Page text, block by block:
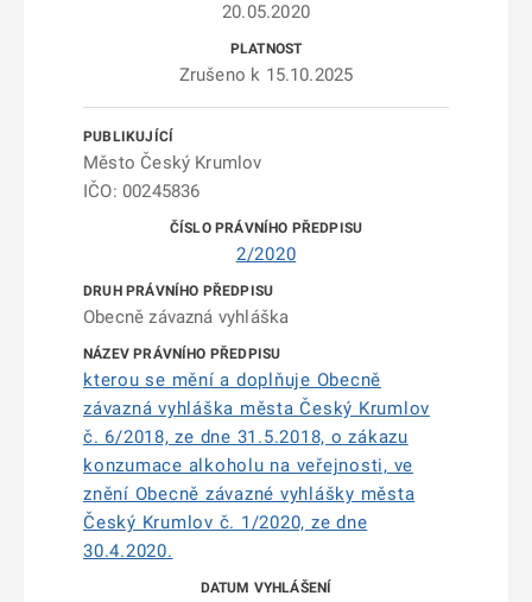
20.05.2020
Zrušeno k 15.10.2025
Město Český Krumlov
IČO: 00245836
2/2020
Obecně závazná vyhláška
kterou se mění a doplňuje Obecně
závazná vyhláška města Český Krumlov
č. 6/2018, ze dne 31.5.2018, o zákazu
konzumace alkoholu na veřejnosti, ve
znění Obecně závazné vyhlášky města
Český Krumlov č. 1/2020, ze dne
30.4.2020.